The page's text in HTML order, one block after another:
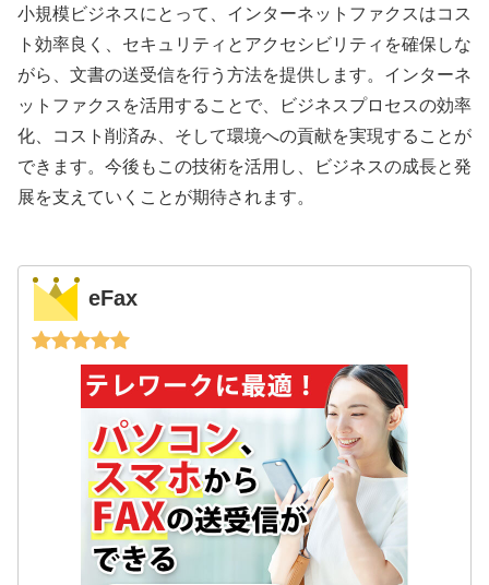
小規模ビジネスにとって、インターネットファクスはコス
ト効率良く、セキュリティとアクセシビリティを確保しな
がら、文書の送受信を行う方法を提供します。インターネ
ットファクスを活用することで、ビジネスプロセスの効率
化、コスト削済み、そして環境への貢献を実現することが
できます。今後もこの技術を活用し、ビジネスの成長と発
展を支えていくことが期待されます。
eFax